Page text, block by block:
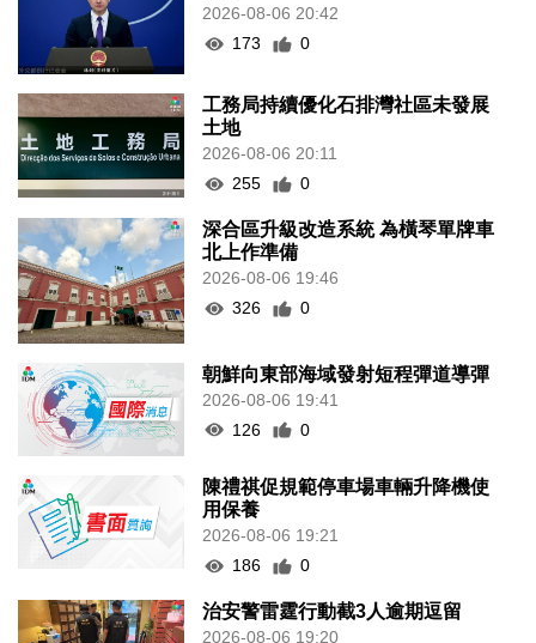
2026-08-06 20:42
173
0
工務局持續優化石排灣社區未發展
土地
2026-08-06 20:11
255
0
深合區升級改造系統 為橫琴單牌車
北上作準備
2026-08-06 19:46
326
0
朝鮮向東部海域發射短程彈道導彈
2026-08-06 19:41
126
0
陳禮祺促規範停車場車輛升降機使
用保養
2026-08-06 19:21
186
0
治安警雷霆行動截3人逾期逗留
2026-08-06 19:20